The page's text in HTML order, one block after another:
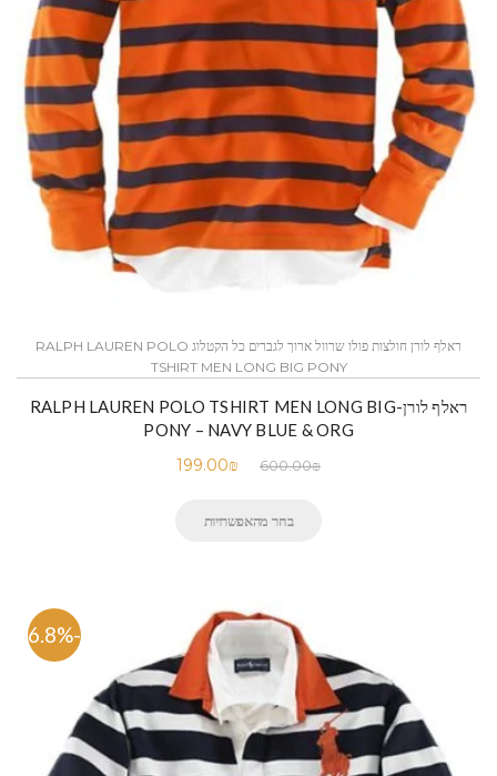
ראלף לורן חולצות פולו שרוול ארוך לגברים כל הקטלוג RALPH LAUREN POLO
TSHIRT MEN LONG BIG PONY
ראלף לורן-RALPH LAUREN POLO TSHIRT MEN LONG BIG
PONY – NAVY BLUE & ORG
600.00₪
199.00₪
בחר מהאפשרויות
-66.8%